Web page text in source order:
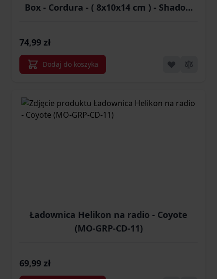
Box - Cordura - ( 8x10x14 cm ) - Shadow
74,99 zł
Dodaj do koszyka
Ładownica Helikon na radio - Coyote
(MO-GRP-CD-11)
69,99 zł